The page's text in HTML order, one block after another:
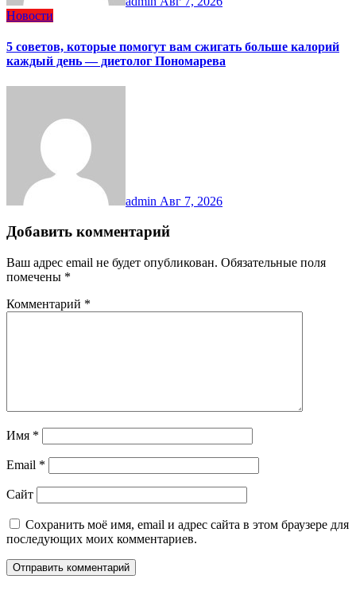
Новости
5 советов, которые помогут вам сжигать больше калорий
каждый день — диетолог Пономарева
admin Авг 7, 2026
Добавить комментарий
Ваш адрес email не будет опубликован. Обязательные поля
помечены *
Комментарий *
Имя *
Email *
Сайт
Сохранить моё имя, email и адрес сайта в этом браузере для
последующих моих комментариев.